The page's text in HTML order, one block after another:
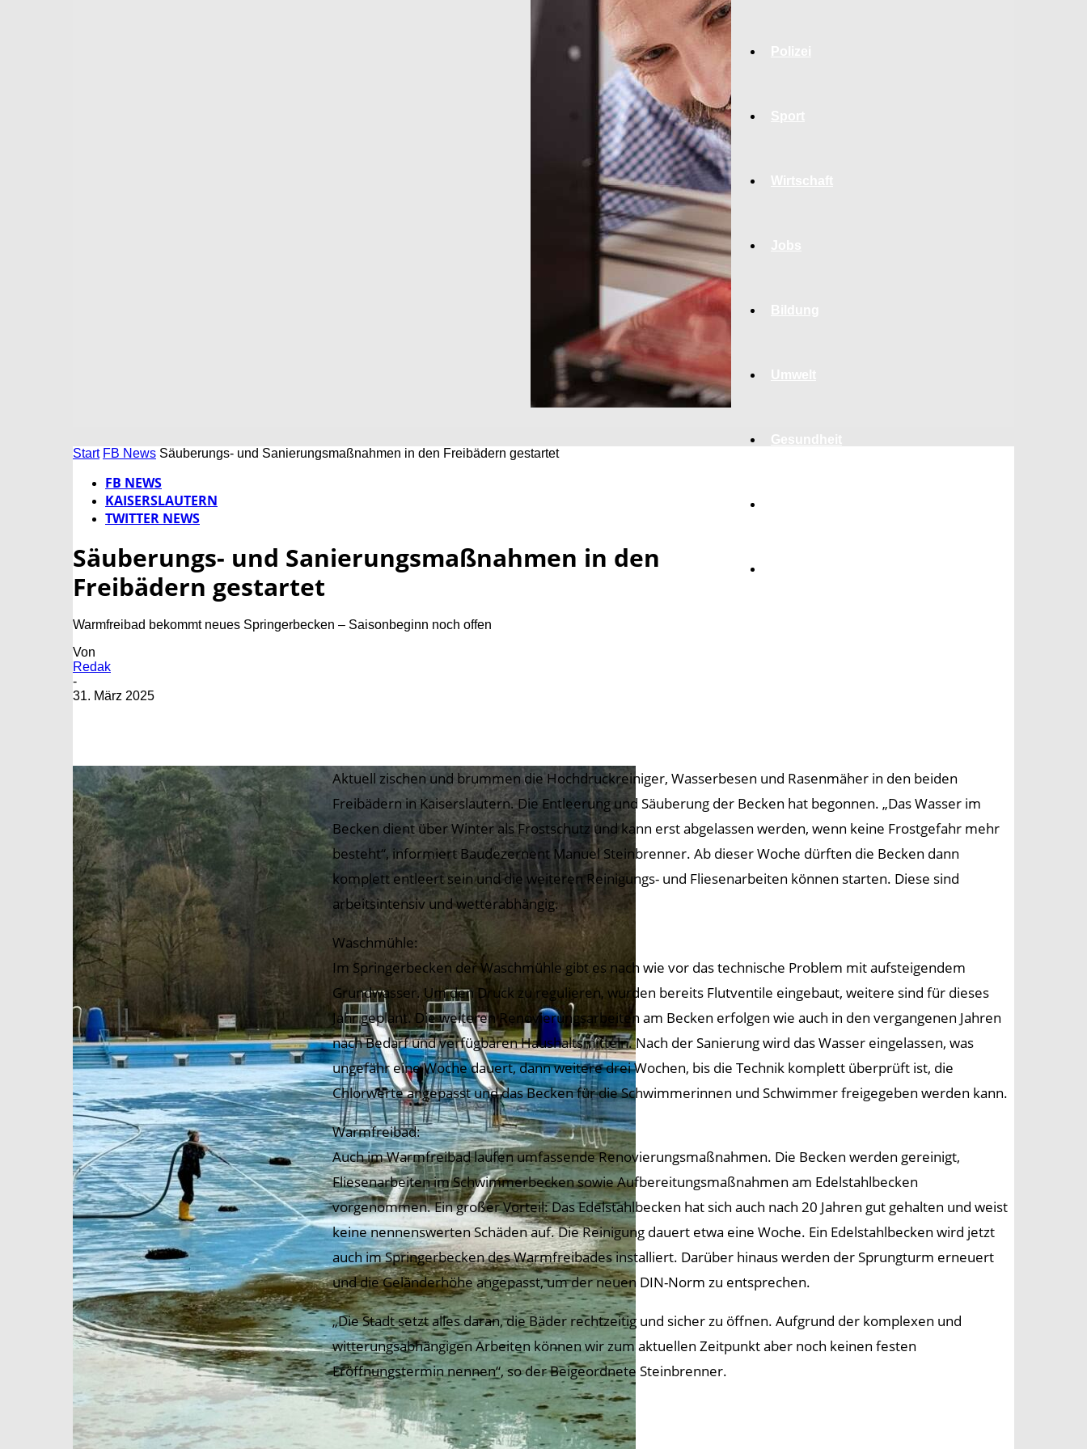
Gesundheit
Start FB News Säuberungs- und Sanierungsmaßnahmen in den Freibädern gestartet
FB NEWS
KAISERSLAUTERN
TWITTER NEWS
Säuberungs- und Sanierungsmaßnahmen in den
Freibädern gestartet
Warmfreibad bekommt neues Springerbecken – Saisonbeginn noch offen
Von
Redak
-
31. März 2025
Aktuell zischen und brummen die Hochdruckreiniger, Wasserbesen und Rasenmäher in den beiden
Freibädern in Kaiserslautern. Die Entleerung und Säuberung der Becken hat begonnen. „Das Wasser im
Becken dient über Winter als Frostschutz und kann erst abgelassen werden, wenn keine Frostgefahr mehr
besteht“, informiert Baudezernent Manuel Steinbrenner. Ab dieser Woche dürften die Becken dann
komplett entleert sein und die weiteren Reinigungs- und Fliesenarbeiten können starten. Diese sind
arbeitsintensiv und wetterabhängig.
Waschmühle:
Im Springerbecken der Waschmühle gibt es nach wie vor das technische Problem mit aufsteigendem
Grundwasser. Um den Druck zu regulieren, wurden bereits Flutventile eingebaut, weitere sind für dieses
Jahr geplant. Die weiteren Renovierungsarbeiten am Becken erfolgen wie auch in den vergangenen Jahren
nach Bedarf und verfügbaren Haushaltsmitteln. Nach der Sanierung wird das Wasser eingelassen, was
ungefähr eine Woche dauert, dann weitere drei Wochen, bis die Technik komplett überprüft ist, die
Chlorwerte angepasst und das Becken für die Schwimmerinnen und Schwimmer freigegeben werden kann.
Warmfreibad:
Auch im Warmfreibad laufen umfassende Renovierungsmaßnahmen. Die Becken werden gereinigt,
Fliesenarbeiten im Schwimmerbecken sowie Aufbereitungsmaßnahmen am Edelstahlbecken
vorgenommen. Ein großer Vorteil: Das Edelstahlbecken hat sich auch nach 20 Jahren gut gehalten und weist
keine nennenswerten Schäden auf. Die Reinigung dauert etwa eine Woche. Ein Edelstahlbecken wird jetzt
auch im Springerbecken des Warmfreibades installiert. Darüber hinaus werden der Sprungturm erneuert
und die Geländerhöhe angepasst, um der neuen DIN-Norm zu entsprechen.
„Die Stadt setzt alles daran, die Bäder rechtzeitig und sicher zu öffnen. Aufgrund der komplexen und
witterungsabhängigen Arbeiten können wir zum aktuellen Zeitpunkt aber noch keinen festen
Eröffnungstermin nennen“, so der Beigeordnete Steinbrenner.